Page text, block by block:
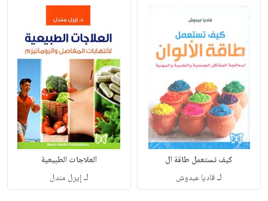
كيف تستعمل طاقة ال
لـفاديا عبدوش
العلاجات الطبيعية
لـإيرل مندل